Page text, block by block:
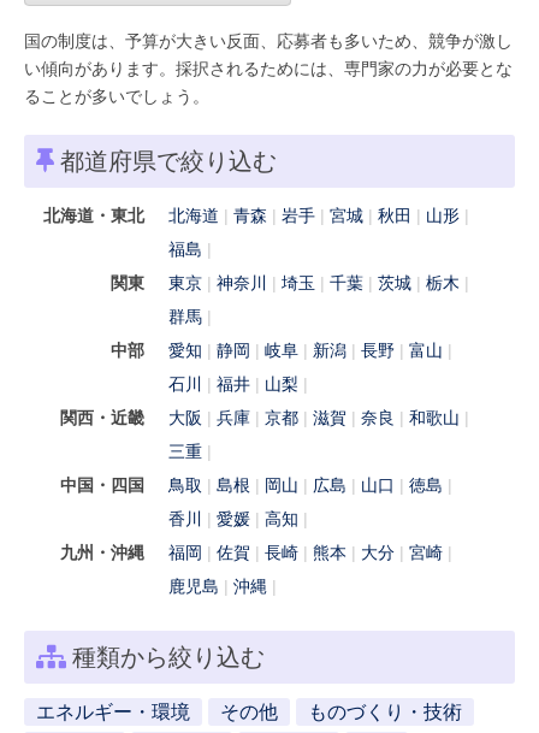
国の制度は、予算が大きい反面、応募者も多いため、競争が激し
い傾向があります。採択されるためには、専門家の力が必要とな
ることが多いでしょう。
都道府県で絞り込む
北海道・東北 北海道 青森 岩手 宮城 秋田
山形
福島
関東
東京 神奈川 埼玉 千葉 茨城
栃木
群馬
中部
愛知 静岡 岐阜 新潟 長野
富山
石川
福井
山梨
関西・近畿
大阪 兵庫 京都 滋賀 奈良
和歌山
三重
中国・四国
鳥取 島根 岡山 広島 山口
徳島
香川
愛媛
高知
九州・沖縄
福岡 佐賀 長崎 熊本 大分
宮崎
鹿児島
沖縄
種類から絞り込む
エネルギー・環境 その他
ものづくり・技術